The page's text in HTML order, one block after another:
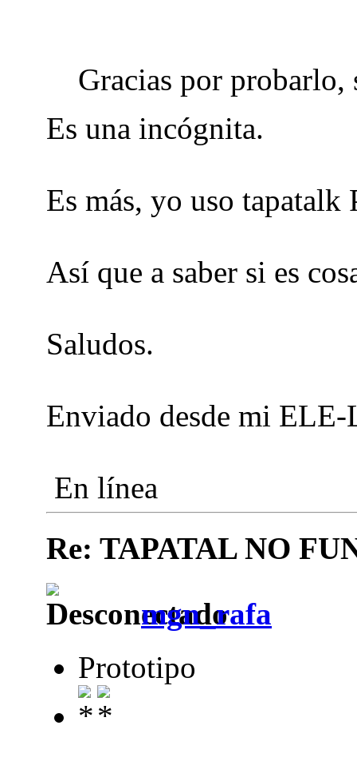
Gracias por probarlo,
Es una incógnita.
Es más, yo uso
Así que a saber si es
Saludos.
Enviado desde mi
En línea
Re: TAPATAL NO
mgn_rafa
Prototipo